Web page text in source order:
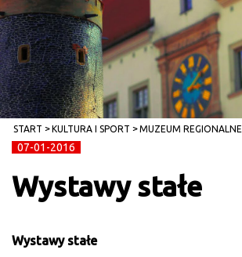
START KULTURA I SPORT MUZEUM REGIONALNE
07-01-2016
Wystawy stałe
Wystawy stałe